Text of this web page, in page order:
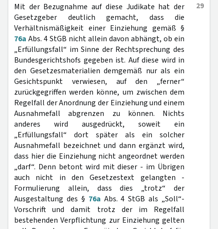
29
Mit der Bezugnahme auf diese Judikate hat der
Gesetzgeber deutlich gemacht, dass die
Verhältnismäßigkeit einer Einziehung gemäß §
76a Abs. 4 StGB nicht allein davon abhängt, ob ein
„Erfüllungsfall“ im Sinne der Rechtsprechung des
Bundesgerichtshofs gegeben ist. Auf diese wird in
den Gesetzesmaterialien demgemäß nur als ein
Gesichtspunkt verwiesen, auf den „ferner“
zurückgegriffen werden könne, um zwischen dem
Regelfall der Anordnung der Einziehung und einem
Ausnahmefall abgrenzen zu können. Nichts
anderes wird ausgedrückt, soweit ein
„Erfüllungsfall“ dort später als ein solcher
Ausnahmefall bezeichnet und dann ergänzt wird,
dass hier die Einziehung nicht angeordnet werden
„darf“. Denn betont wird mit dieser - im Übrigen
auch nicht in den Gesetzestext gelangten -
Formulierung allein, dass dies „trotz“ der
Ausgestaltung des § 76a Abs. 4 StGB als „Soll“-
Vorschrift und damit trotz der im Regelfall
bestehenden Verpflichtung zur Einziehung gelten